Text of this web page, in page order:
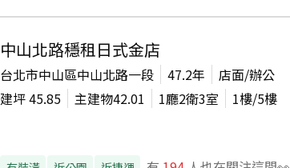
中山北路穩租日式金店
台北市中山區中山北路一段 47.2年
店面/辦公
建坪45.85 主建物42.01 1廳2衛3室 1樓/5樓